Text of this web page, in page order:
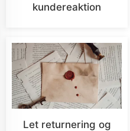
kundereaktion
Let returnering og